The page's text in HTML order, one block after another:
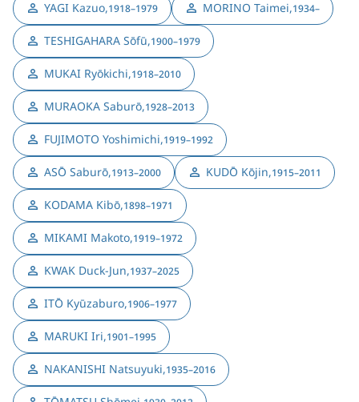
YAGI Kazuo,1918–1979 MORINO Taimei,1934–
TESHIGAHARA Sōfū,1900–1979
MUKAI Ryōkichi,1918–2010
MURAOKA Saburō,1928–2013
FUJIMOTO Yoshimichi,1919–1992
ASŌ Saburō,1913–2000 KUDŌ Kōjin,1915–2011
KODAMA Kibō,1898–1971
MIKAMI Makoto,1919–1972
KWAK Duck-Jun,1937–2025
ITŌ Kyūzaburo,1906–1977
MARUKI Iri,1901–1995
NAKANISHI Natsuyuki,1935–2016